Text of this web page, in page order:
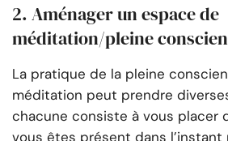
2. Aménager un espace de
méditation/pleine
La pratique de la pleine
méditation peut prendre
chacune consiste à vous placer
vous êtes présent dans l’instant